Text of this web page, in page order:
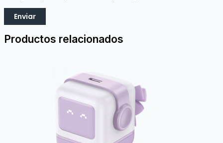
Productos relacionados